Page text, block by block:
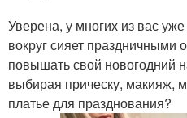
Уверена, у многих из вас
вокруг сияет
повышать свой новогодний
выбирая прическу, макияж,
платье для празднования?